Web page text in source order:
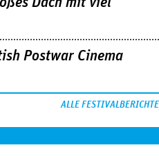
Postwar Cinema
ALLE FESTIVALBERICHTE